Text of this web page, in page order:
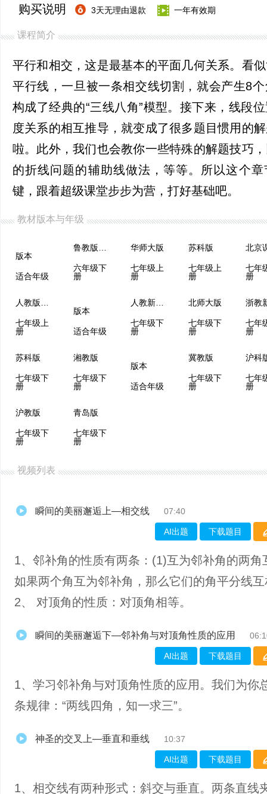
购买说明 3天无理由退款 一年有效期
课程简介
平行和相交，这是最基本的平面几何关系。看
平行线，一旦被一条相交线切割，就会产生8
构成了经典的“三线八角”模型。接下来，线段
度关系的相互推导，就变成了很多题目惯用的
啦。此外，我们也会教你一些特殊的解题技巧
的折线问题的辅助线做法，等等。所以这个
键，跟着超级课堂步步为营，打好基础吧。
教材版本与年级
版本
适合年级
六年级下
册
华师大版
七年级上
册
苏科版
七年级上
册
七年
册
七年级上
册
版本
适合年级
七年级下
册
北师大版
七年级下
册
浙教
七年
册
苏科版
七年级下
册
湘教版
七年级下
册
版本
适合年级
冀教版
七年级下
册
沪科
七年
册
沪教版
七年级下
册
青岛版
七年级下
册
视频列表
瞬间的美丽邂逅上—相交线 07:40
AI出题 下载题目
1、邻补角的性质有两条：(1)互为邻补角的两角
如果两个角互为邻补角，那么它们的角平分线
2、 对顶角的性质：对顶角相等。
瞬间的美丽邂逅下—邻补角与对顶角性质的应用
AI出题 下载题目
1、学习邻补角与对顶角性质的应用。我们为你
条规律：“两线四角，知一求三”。
神圣的交叉上—垂直和垂线 10:37
AI出题 下载题目
1、相交线有两种形式：斜交与垂直。两条直线